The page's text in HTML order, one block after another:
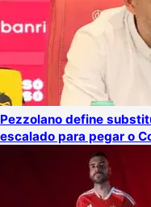
Pezzolano define
escalado para pegar o